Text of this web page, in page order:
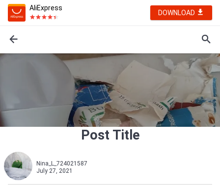
AliExpress
DOWNLOAD
Post Title
Nina_L_724021587
July 27, 2021